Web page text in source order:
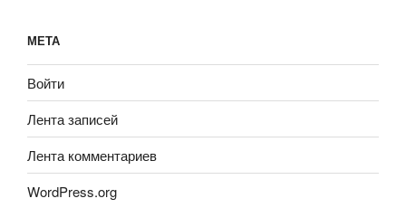
МЕТА
Войти
Лента записей
Лента комментариев
WordPress.org